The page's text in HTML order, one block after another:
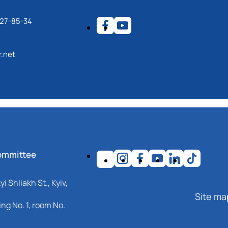
85-34
Shliakh St., Kyiv,
No. 1, room No.
Site